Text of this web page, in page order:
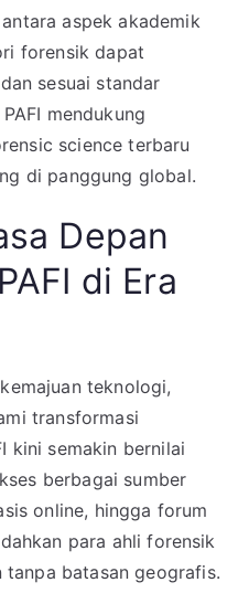
aspek akademik
forensik dapat
sesuai standar
mendukung
science terbaru
di panggung global.
Depan
di Era
teknologi,
transformasi
kini semakin bernilai
berbagai sumber
online, hingga forum
para ahli forensik
tanpa batasan geografis.